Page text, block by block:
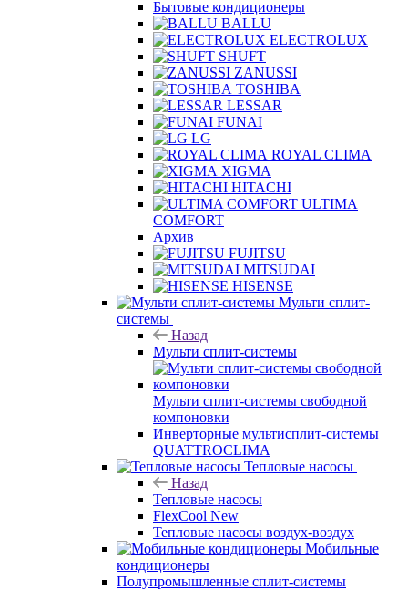
Бытовые кондиционеры
BALLU
ELECTROLUX
SHUFT
ZANUSSI
TOSHIBA
LESSAR
FUNAI
LG
ROYAL CLIMA
XIGMA
HITACHI
ULTIMA
COMFORT
Архив
FUJITSU
MITSUDAI
HISENSE
Мульти сплит-
системы
Назад
Мульти сплит-системы
Мульти сплит-системы свободной
компоновки
Инверторные мультисплит-системы
QUATTROCLIMA
Тепловые насосы
Назад
Тепловые насосы
FlexCool New
Тепловые насосы воздух-воздух
Мобильные
кондиционеры
Полупромышленные сплит-системы